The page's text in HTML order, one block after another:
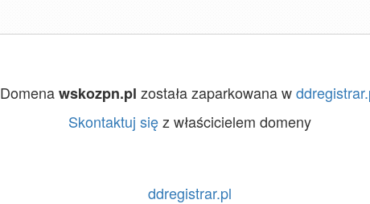
Domenawskozpn.pl została zaparkowana w
Skontaktuj sięz właścicielem domeny
ddregistrar.pl